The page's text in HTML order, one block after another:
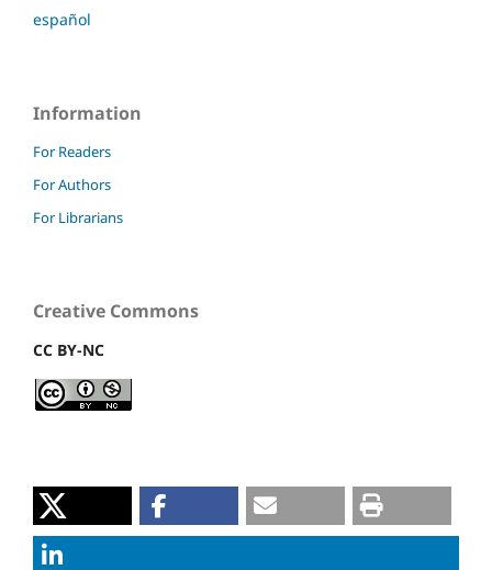
español
Information
For Readers
For Authors
For Librarians
Creative Commons
CC BY-NC